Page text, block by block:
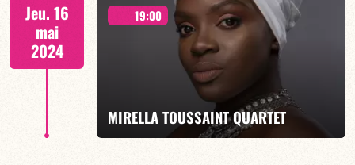
Jeu. 16
mai
2024
19:00
MIRELLA TOUSSAINT QUARTET